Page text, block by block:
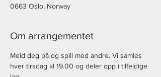
0663 Oslo, Norway
Om arrangementet
Meld deg på og spill med andre. Vi samles
hver tirsdag kl 19.00 og deler opp i tilfeldige